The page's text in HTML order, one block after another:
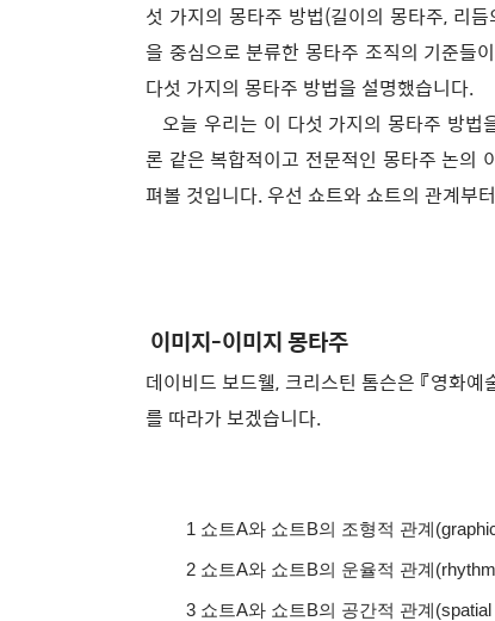
섯 가지의 몽타주 방법(길이의 몽타주, 리
을 중심으로 분류한 몽타주 조직의 기준들
다섯 가지의 몽타주 방법을 설명했습니다.
오늘 우리는 이 다섯 가지의 몽타주 방법
론 같은 복합적이고 전문적인 몽타주 논의
펴볼 것입니다. 우선 쇼트와 쇼트의 관계부
이미지-이미지 몽타주
데이비드 보드웰, 크리스틴 톰슨은 『영화
를 따라가 보겠습니다.
1 쇼트A와 쇼트B의 조형적 관계
2 쇼트A와 쇼트B의 운율적 관계
3 쇼트A와 쇼트B의 공간적 관계(spatial